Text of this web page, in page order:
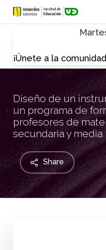
Skip
¡Únete a la
Diseño de un
un programa de
profesores de
secundaria y media
Share